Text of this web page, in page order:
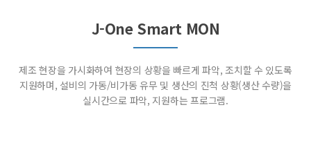
J-One Smart MON
제조 현장을 가시화하여 현장의 상황을 빠르게 파악, 조치할 수 있도록
지원하며, 설비의 가동/비가동 유무 및 생산의 진척 상황(생산 수량)을
실시간으로 파악, 지원하는 프로그램.